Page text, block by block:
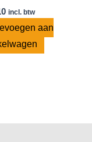
incl. btw
aan